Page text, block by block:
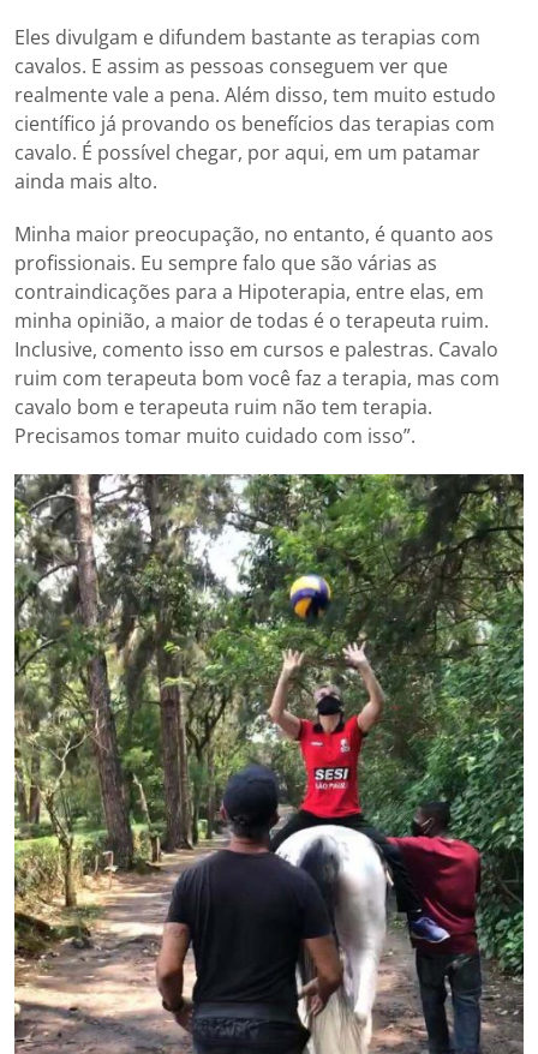
Eles divulgam e difundem bastante as terapias com
cavalos. E assim as pessoas conseguem ver que
realmente vale a pena. Além disso, tem muito estudo
científico já provando os benefícios das terapias com
cavalo. É possível chegar, por aqui, em um patamar
ainda mais alto.
Minha maior preocupação, no entanto, é quanto aos
profissionais. Eu sempre falo que são várias as
contraindicações para a Hipoterapia, entre elas, em
minha opinião, a maior de todas é o terapeuta ruim.
Inclusive, comento isso em cursos e palestras. Cavalo
ruim com terapeuta bom você faz a terapia, mas com
cavalo bom e terapeuta ruim não tem terapia.
Precisamos tomar muito cuidado com isso”.